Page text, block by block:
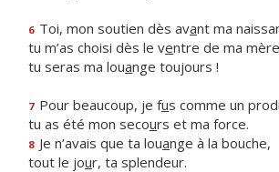
6 Toi, mon soutien dès avant ma
tu m’as choisi dès le ventre de ma
tu seras ma louange toujours !
7 Pour beaucoup, je fus comme un
tu as été mon secours et ma force.
8 Je n’avais que ta louange à la bouche,
tout le jour, ta splendeur.